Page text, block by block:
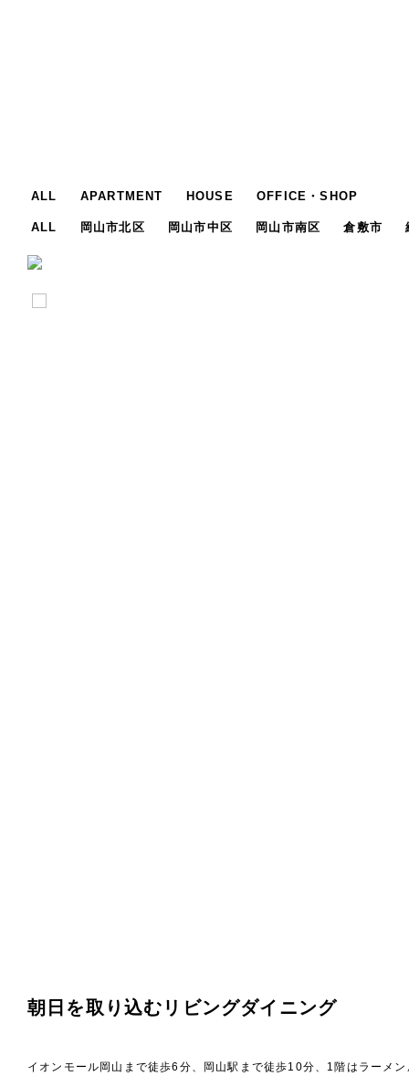
ALL APARTMENT HOUSE OFFICE・SHOP
ALL 岡山市北区 岡山市中区 岡山市南区 倉敷市
朝日を取り込むリビングダイニング
イオンモール岡山まで徒歩6分、岡山駅まで徒歩10分、1階はラーメン